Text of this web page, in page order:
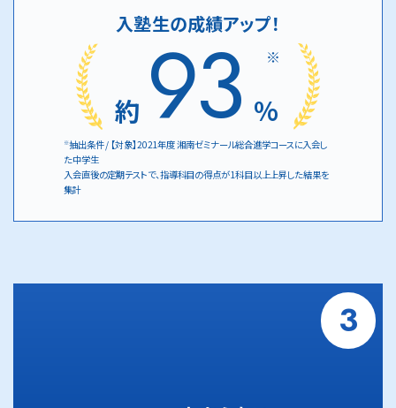
入塾生の成績アップ！
約 93 %
※
※抽出条件 / 【対象】2021年度 湘南ゼミナール総合進学コースに入会し
た中学生
入会直後の定期テストで、指導科目の得点が1科目以上上昇した結果を
集計
3